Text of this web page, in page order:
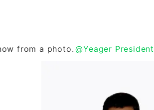
from a photo. @Yeager President